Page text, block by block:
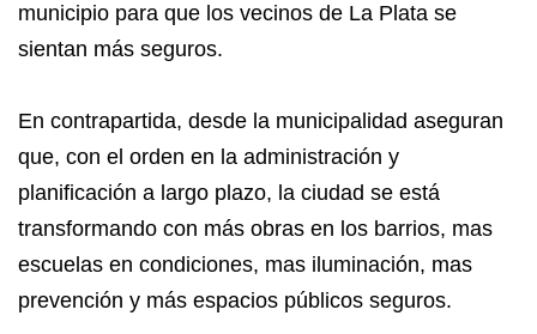
municipio para que los vecinos de La Plata se
sientan más seguros.
En contrapartida, desde la municipalidad aseguran
que, con el orden en la administración y
planificación a largo plazo, la ciudad se está
transformando con más obras en los barrios, mas
escuelas en condiciones, mas iluminación, mas
prevención y más espacios públicos seguros.